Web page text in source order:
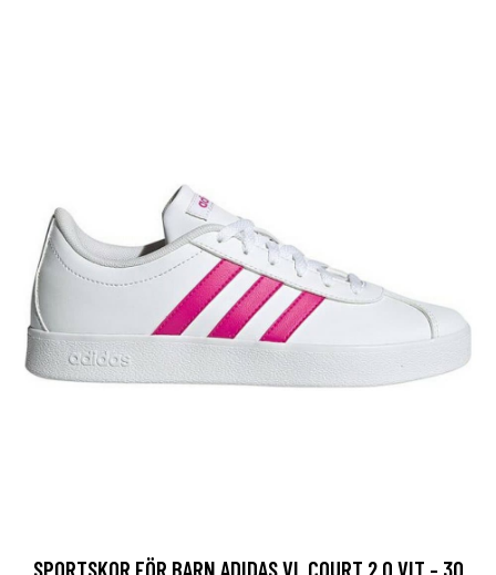
SPORTSKOR FÖR BARN ADIDAS VL COURT 2.0 VIT - 30